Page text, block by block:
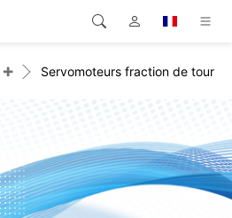
+ Servomoteurs fraction de tour